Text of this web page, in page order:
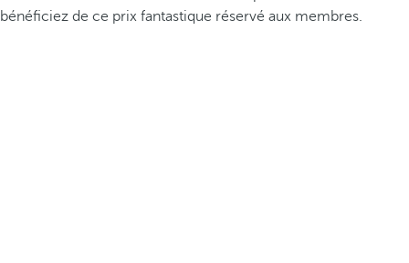
bénéficiez de ce prix fantastique réservé aux membres.